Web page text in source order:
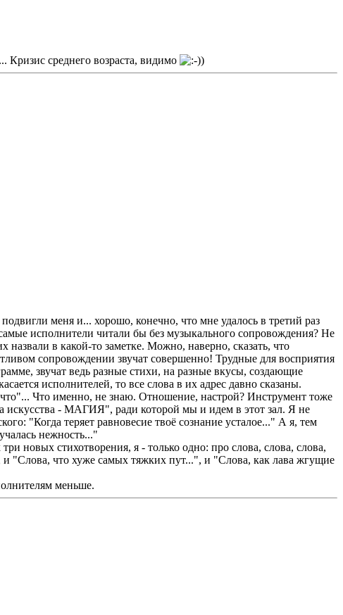
Кризис среднего возраста, видимо
меня и... хорошо, конечно, что мне удалось в третий раз
исполнители читали бы без музыкального сопровождения? Не
в какой-то заметке. Можно, наверно, сказать, что
сопровождении звучат совершенно! Трудные для восприятия
звучат ведь разные стихи, на разные вкусы, создающие
исполнителей, то все слова в их адрес давно сказаны.
Что именно, не знаю. Отношение, настрой? Инструмент тоже
искусства - МАГИЯ", ради которой мы и идем в этот зал. Я не
"Когда теряет равновесие твоё сознание усталое..." А я, тем
нежность..."
новых стихотворения, я - только одно: про слова, слова, слова,
"Слова, что хуже самых тяжких пут...", и "Слова, как лава жгущие
меньше.